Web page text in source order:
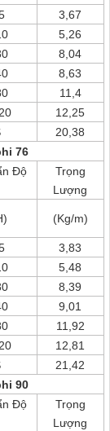
3,67
5,26
8,04
8,63
11,4
12,25
20,38
76
Độ
Trọng
Lượng
(Kg/m)
3,83
5,48
8,39
9,01
11,92
12,81
21,42
90
Độ
Trọng
Lượng